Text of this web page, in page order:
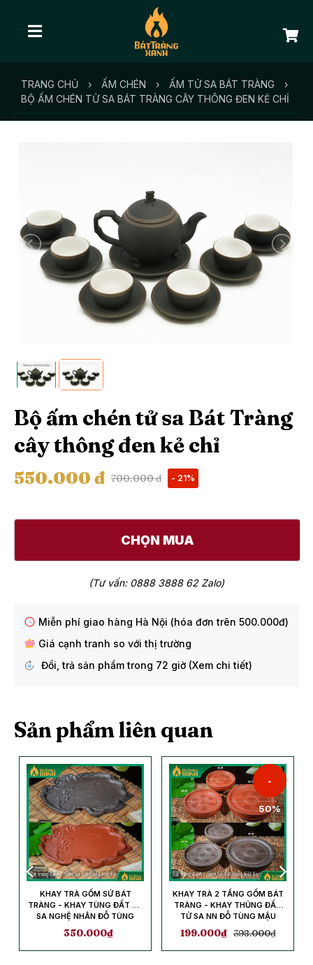
TRANG CHỦ › ẤM CHÉN › ẤM TỬ SA BÁT TRÀNG
›
BỘ ẤM CHÉN TỬ SA BÁT TRÀNG CÂY THÔNG ĐEN KẺ CHỈ
Bộ ấm chén tử sa Bát Tràng
cây thông đen kẻ chỉ
550.000 đ 700.000 đ - 21%
CHỌN MUA
(Tư vấn: 0888 3888 62 Zalo)
Miễn phí giao hàng Hà Nội (hóa đơn trên 500.000đ)
Giá cạnh tranh so với thị trường
Đổi, trả sản phẩm trong 72 giờ (Xem chi tiết)
Sản phẩm liên quan
KHAY TRÀ GỐM SỨ BÁT
TRÀNG - KHAY TÙNG ĐẤT TỬ
SA NGHỆ NHÂN ĐỖ TÙNG
MẬU
350.000₫
-
50%
KHAY TRÀ 2 TẦNG GỐM BÁT
TRÀNG - KHAY THỦNG ĐẤT
TỬ SA NN ĐỖ TÙNG MẬU
199.000₫ 398.000₫